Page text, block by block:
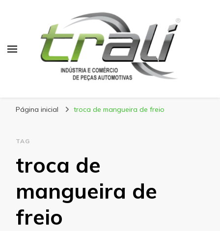
Página inicial troca de mangueira de freio
TAG
troca de
mangueira de
freio